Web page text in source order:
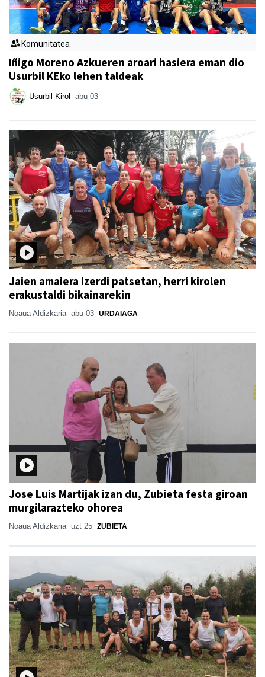
Komunitatea
Iñigo Moreno Azkueren aroari hasiera eman dio
Usurbil KEko lehen taldeak
Usurbil Kirol abu 03
Jaien amaiera izerdi patsetan, herri kirolen
erakustaldi bikainarekin
Noaua Aldizkaria abu 03 URDAIAGA
Jose Luis Martijak izan du, Zubieta festa giroan
murgilarazteko ohorea
Noaua Aldizkaria uzt 25 ZUBIETA